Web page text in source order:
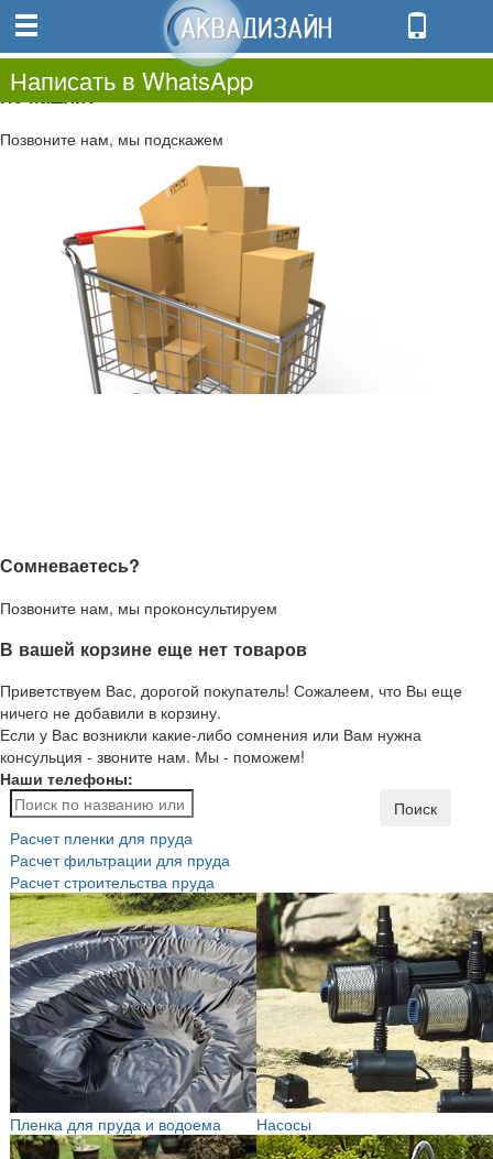
0.00
0
Не нашли?
Позвоните нам, мы подскажем
Сомневаетесь?
Позвоните нам, мы проконсультируем
В вашей корзине еще нет товаров
Приветствуем Вас, дорогой покупатель! Сожалеем, что Вы еще
ничего не добавили в корзину.
Если у Вас возникли какие-либо сомнения или Вам нужна
консульция - звоните нам. Мы - поможем!
Наши телефоны:
Написать в WhatsApp
Поиск
Расчет пленки для пруда
Расчет фильтрации для пруда
Расчет строительства пруда
Пленка для пруда и водоема Насосы